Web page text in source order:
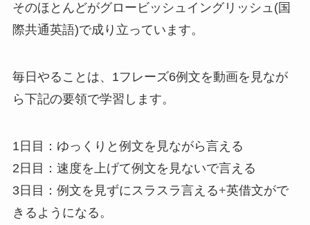
そのほとんどがグロービッシュイングリッシュ(国
際共通英語)で成り立っています。
毎日やることは、1フレーズ6例文を動画を見なが
ら下記の要領で学習します。
1日目：ゆっくりと例文を見ながら言える
2日目：速度を上げて例文を見ないで言える
3日目：例文を見ずにスラスラ言える+英借文がで
きる ようになる。